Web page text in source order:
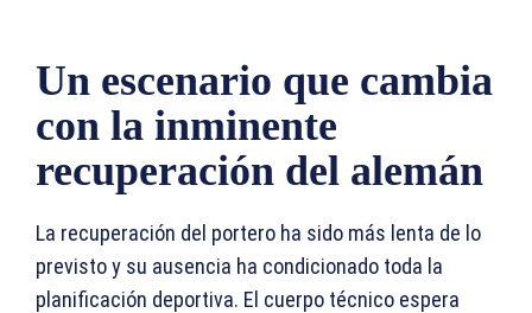
Un escenario que cambia
con la inminente
recuperación del alemán
La recuperación del portero ha sido más lenta de lo
previsto y su ausencia ha condicionado toda la
planificación deportiva. El cuerpo técnico espera